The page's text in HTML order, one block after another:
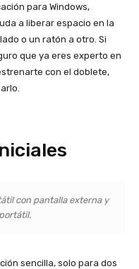
para Windows,
a liberar espacio en la
o un ratón a otro. Si
que ya eres experto en
con el doblete,
con pantalla externa y
sencilla, solo para dos